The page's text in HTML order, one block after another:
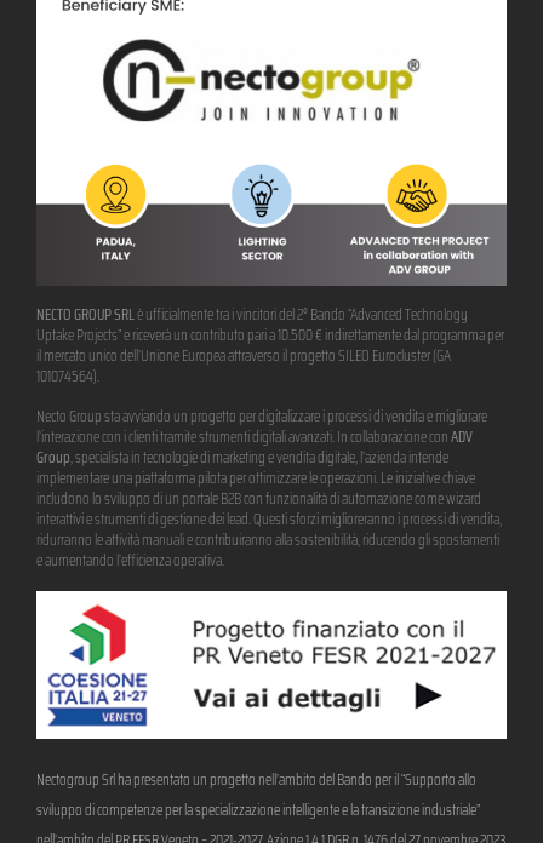
NECTO GROUP SRLè ufficialmente tra i vincitori del 2° Bando “Advanced Technology
Uptake Projects” e riceverà un contributo pari a 10.500 € indirettamente dal programma per
il mercato unico dell’Unione Europea attraverso il progetto SILEO Eurocluster (GA
101074564).
Necto Group sta avviando un progetto per digitalizzare i processi di vendita e migliorare
l’interazione con i clienti tramite strumenti digitali avanzati. In collaborazione conADV
Group, specialista in tecnologie di marketing e vendita digitale, l’azienda intende
implementare una piattaforma pilota per ottimizzare le operazioni. Le iniziative chiave
includono lo sviluppo di un portale B2B con funzionalità di automazione come wizard
interattivi e strumenti di gestione dei lead. Questi sforzi miglioreranno i processi di vendita,
ridurranno le attività manuali e contribuiranno alla sostenibilità, riducendo gli spostamenti
e aumentando l’efficienza operativa.
Nectogroup Srl ha presentato un progetto nell’ambito del Bando per il “Supporto allo
sviluppo di competenze per la specializzazione intelligente e la transizione industriale”